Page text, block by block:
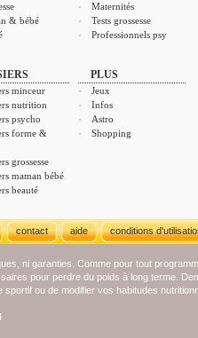
& bébé
minceur
nutrition
psycho
forme &
grossesse
maman bébé
beauté
Maternités
Tests grossesse
Professionnels psy
PLUS
Jeux
Infos
Astro
Shopping
contact aide conditions
ni garanties. Comme pour tout
pour perdre du poids à long terme.
ou de modifier vos habitudes